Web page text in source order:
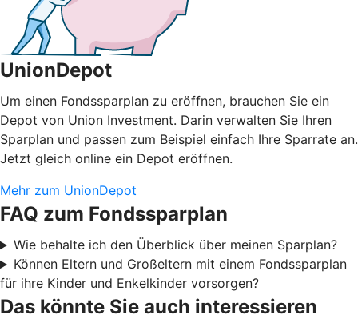
UnionDepot
Um einen Fondssparplan zu eröffnen, brauchen Sie ein
Depot von Union Investment. Darin verwalten Sie Ihren
Sparplan und passen zum Beispiel einfach Ihre Sparrate an.
Jetzt gleich online ein Depot eröffnen.
Mehr zum UnionDepot
FAQ zum Fondssparplan
Wie behalte ich den Überblick über meinen Sparplan?
Können Eltern und Großeltern mit einem Fondssparplan
für ihre Kinder und Enkelkinder vorsorgen?
Das könnte Sie auch interessieren